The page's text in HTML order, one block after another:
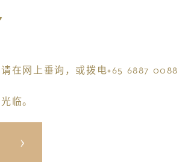
在网上垂询，或拨电+65 6887 0088
临。